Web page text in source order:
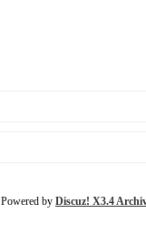
Powered by Discuz! X3.4